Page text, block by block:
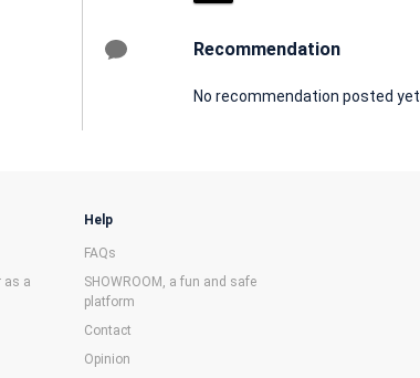
Recommendation
No recommendation posted yet
as a
Help
FAQs
SHOWROOM, a fun and safe
platform
Contact
Opinion